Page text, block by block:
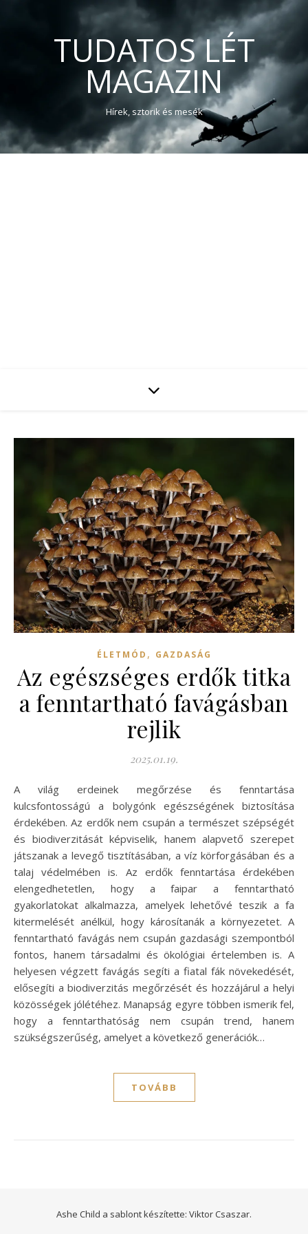
TUDATOS LÉT
MAGAZIN
Hírek, sztorik és mesék
ÉLETMÓD , GAZDASÁG
Az egészséges erdők titka
a fenntartható favágásban
rejlik
2025.01.19.
A világ erdeinek megőrzése és fenntartása
kulcsfontosságú a bolygónk egészségének biztosítása
érdekében. Az erdők nem csupán a természet szépségét
és biodiverzitását képviselik, hanem alapvető szerepet
játszanak a levegő tisztításában, a víz körforgásában és a
talaj védelmében is. Az erdők fenntartása érdekében
elengedhetetlen, hogy a faipar a fenntartható
gyakorlatokat alkalmazza, amelyek lehetővé teszik a fa
kitermelését anélkül, hogy károsítanák a környezetet. A
fenntartható favágás nem csupán gazdasági szempontból
fontos, hanem társadalmi és ökológiai értelemben is. A
helyesen végzett favágás segíti a fiatal fák növekedését,
elősegíti a biodiverzitás megőrzését és hozzájárul a helyi
közösségek jólétéhez. Manapság egyre többen ismerik fel,
hogy a fenntarthatóság nem csupán trend, hanem
szükségszerűség, amelyet a következő generációk…
TOVÁBB
Ashe Child a sablont készítette: Viktor Csaszar.